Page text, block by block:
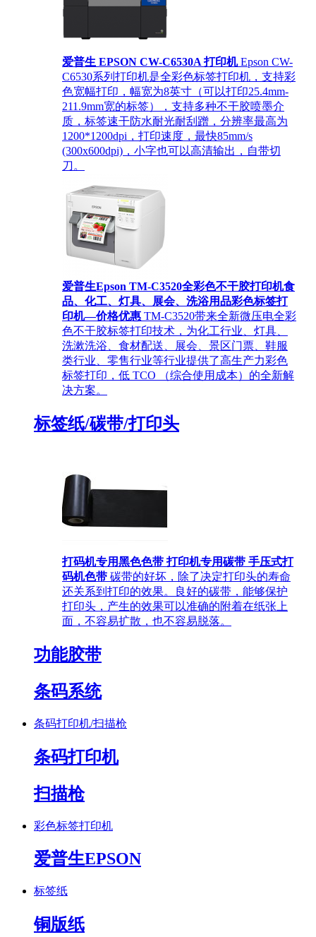
爱普生 EPSON CW-C6530A 打印机 Epson CW-
C6530系列打印机是全彩色标签打印机，支持彩
色宽幅打印，幅宽为8英寸（可以打印25.4mm-
211.9mm宽的标签），支持多种不干胶喷墨介
质，标签速干防水耐光耐刮蹭，分辨率最高为
1200*1200dpi，打印速度，最快85mm/s
(300x600dpi)，小字也可以高清输出，自带切
刀。
爱普生Epson TM-C3520全彩色不干胶打印机食
品、化工、灯具、展会、洗浴用品彩色标签打
印机—价格优惠 TM-C3520带来全新微压电全彩
色不干胶标签打印技术，为化工行业、灯具、
洗漱洗浴、食材配送、展会、景区门票、鞋服
类行业、零售行业等行业提供了高生产力彩色
标签打印，低 TCO （综合使用成本）的全新解
决方案。
标签纸/碳带/打印头
打码机专用黑色色带 打印机专用碳带 手压式打
码机色带 碳带的好坏，除了决定打印头的寿命
还关系到打印的效果。良好的碳带，能够保护
打印头，产生的效果可以准确的附着在纸张上
面，不容易扩散，也不容易脱落。
功能胶带
条码系统
条码打印机/扫描枪
条码打印机
扫描枪
彩色标签打印机
爱普生EPSON
标签纸
铜版纸